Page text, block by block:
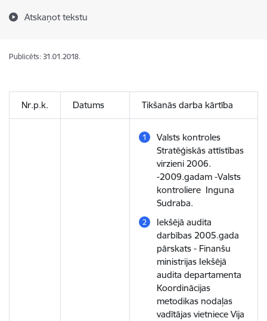
Atskaņot tekstu
Publicēts: 31.01.2018.
Nr.p.k. Datums Tikšanās darba kārtība
Valsts kontroles
Stratēģiskās attīstības
virzieni 2006.
-2009.gadam -Valsts
kontroliere Inguna
Sudraba.
Iekšējā audita
darbības 2005.gada
pārskats - Finanšu
ministrijas Iekšējā
audita departamenta
Koordinācijas
metodikas nodaļas
vadītājas vietniece Vija